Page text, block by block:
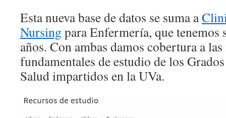
Esta nueva base de datos se suma a
Nursing para Enfermería, que tenemos
años. Con ambas damos cobertura a las
fundamentales de estudio de los
Salud impartidos en la UVa.